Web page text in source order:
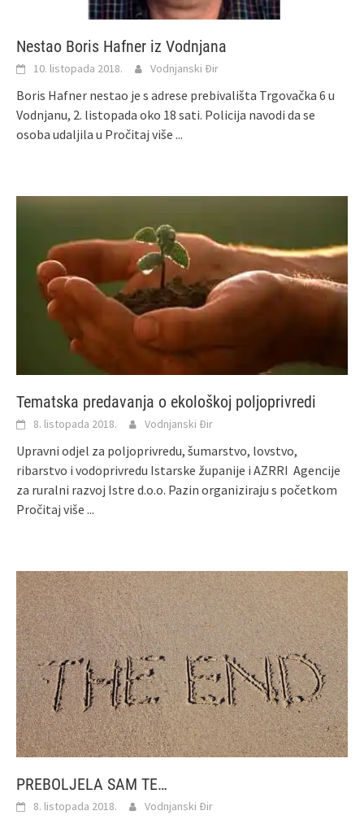
Nestao Boris Hafner iz Vodnjana
10. listopada 2018. Vodnjanski Đir
Boris Hafner nestao je s adrese prebivališta Trgovačka 6 u
Vodnjanu, 2. listopada oko 18 sati. Policija navodi da se
osoba udaljila u Pročitaj više ...
Tematska predavanja o ekološkoj poljoprivredi
8. listopada 2018. Vodnjanski Đir
Upravni odjel za poljoprivredu, šumarstvo, lovstvo,
ribarstvo i vodoprivredu Istarske županije i AZRRI Agencije
za ruralni razvoj Istre d.o.o. Pazin organiziraju s početkom
Pročitaj više ...
PREBOLJELA SAM TE…
8. listopada 2018. Vodnjanski Đir